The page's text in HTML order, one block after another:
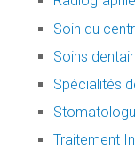
Soin du
Soins
Spécialités
Traitement